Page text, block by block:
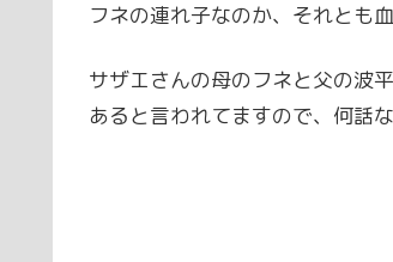
フネの連れ子なのか、それとも
サザエさんの母のフネと父の波
あると言われてますので、何話